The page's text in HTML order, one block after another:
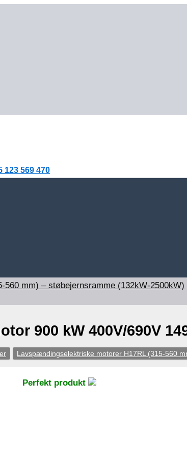
123 569 470
mm) – støbejernsramme (132kW-2500kW)
900 kW 400V/690V
Lavspændingselektriske motorer H17RL (315-560
Perfekt produkt